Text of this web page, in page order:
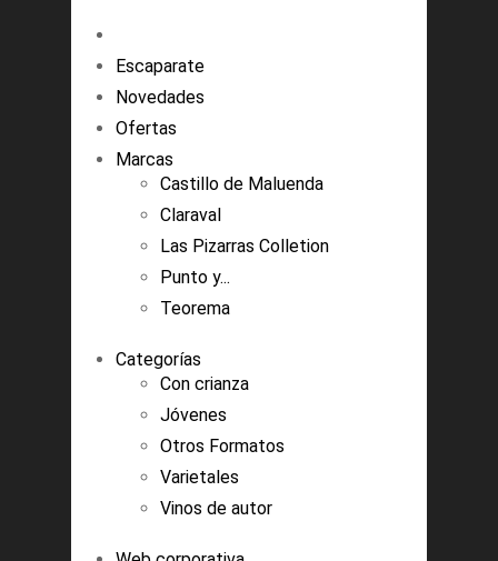
Escaparate
Novedades
Ofertas
Marcas
Castillo de Maluenda
Claraval
Las Pizarras Colletion
Punto y...
Teorema
Categorías
Con crianza
Jóvenes
Otros Formatos
Varietales
Vinos de autor